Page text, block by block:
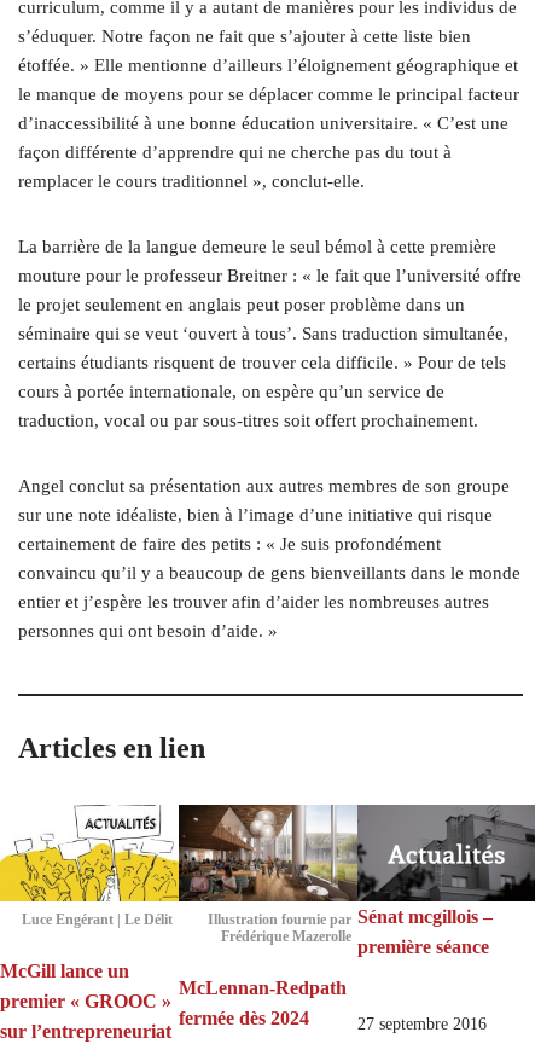
curriculum, comme il y a autant de manières pour les individus de
s’éduquer. Notre façon ne fait que s’ajouter à cette liste bien
étoffée. » Elle mentionne d’ailleurs l’éloignement géographique et
le manque de moyens pour se déplacer comme le principal facteur
d’inaccessibilité à une bonne éducation universitaire. « C’est une
façon différente d’apprendre qui ne cherche pas du tout à
remplacer le cours traditionnel », conclut-elle.
La barrière de la langue demeure le seul bémol à cette première
mouture pour le professeur Breitner : « le fait que l’université offre
le projet seulement en anglais peut poser problème dans un
séminaire qui se veut ‘ouvert à tous’. Sans traduction simultanée,
certains étudiants risquent de trouver cela difficile. » Pour de tels
cours à portée internationale, on espère qu’un service de
traduction, vocal ou par sous-titres soit offert prochainement.
Angel conclut sa présentation aux autres membres de son groupe
sur une note idéaliste, bien à l’image d’une initiative qui risque
certainement de faire des petits : « Je suis profondément
convaincu qu’il y a beaucoup de gens bienveillants dans le monde
entier et j’espère les trouver afin d’aider les nombreuses autres
personnes qui ont besoin d’aide. »
Articles en lien
Luce Engérant | Le Délit
McGill lance un
premier « GROOC »
sur l’entrepreneuriat
Illustration fournie par
Frédérique Mazerolle
McLennan-Redpath
fermée dès 2024
Sénat mcgillois –
première séance
27 septembre 2016